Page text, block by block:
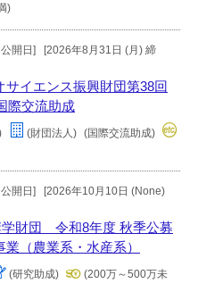
)
開日]
[2026年8月31日 (月) 締
サイエンス振興財団第38回
際交流助成
(財団法人) (国際交流助成)
開日]
[2026年10月10日 (None)
学財団 令和8年度 秋季公募
（農業系・水産系）
(研究助成)
(200万～500万未